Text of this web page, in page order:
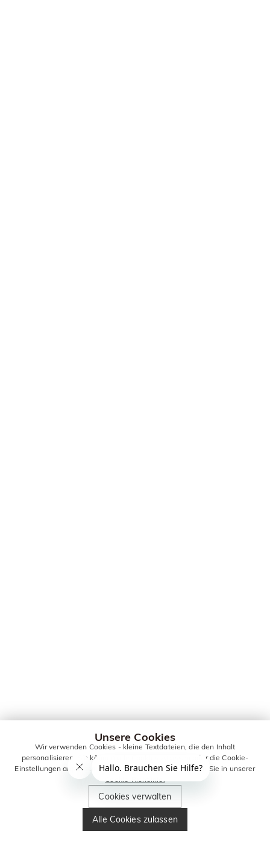
Unsere Cookies
Wir verwenden Cookies - kleine Textdateien, die den Inhalt
personalisieren. Sie können alle Cookies zulassen oder die Cookie-
Einstellungen anpassen. Weitere Informationen erhalten Sie in unserer
Cookie-Richtlinie.
Cookies verwalten
Alle Cookies zulassen